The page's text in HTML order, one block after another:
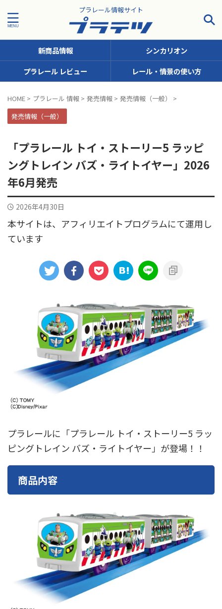
プラレール情報サイト
タグで探す！
JR九州
JR北海道
MODEROID OTシリーズ（おしゃべりトーマス）
Sシリーズ（ナンバリングシリーズ）
きかんしゃトーマス
アニメシンカリオンあらすじ
カプセルプラレール（きかんしゃトーマス）
カプセルプラレール（鉄道会社）
クルーズトレインDXシリーズ シンカリオンDVD
テコロシリーズ・はじめてのプラレール ハッピーセット
プラレール博 in TOKYO
ベーシックセット・車両レールセット
レールセット 京急電鉄
伊豆急行
小田急電鉄 新幹線 東京メトロ 東京都交通局
東急電鉄 東武鉄道 楽しい列車シリーズ 比叡電車
蒸気機関車
新商品情報
シンカリオン
プラレール レビュー
レール・情景の使い方
HOME > プラレール 情報 > 発売情報 > 発売情報（一般）
>
発売情報（一般）
「プラレール トイ・ストーリー5 ラッピ
ングトレイン バズ・ライトイヤー」2026
年6月発売
2026年4月30日
本サイトは、アフィリエイトプログラムにて運用し
ています
プラレールに「プラレール トイ・ストーリー5 ラッ
ピングトレイン バズ・ライトイヤー」が登場！！
商品内容